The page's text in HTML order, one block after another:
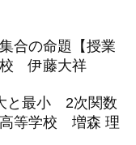
の命題【授業
校 伊藤大祥
と最小 2次関数
高等学校 増森 理